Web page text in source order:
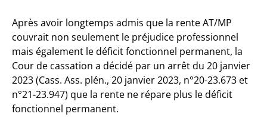
Après avoir longtemps admis que la rente AT/MP
couvrait non seulement le préjudice professionnel
mais également le déficit fonctionnel permanent, la
Cour de cassation a décidé par un arrêt du 20 janvier
2023 (Cass. Ass. plén., 20 janvier 2023, n°20-23.673 et
n°21-23.947) que la rente ne répare plus le déficit
fonctionnel permanent.